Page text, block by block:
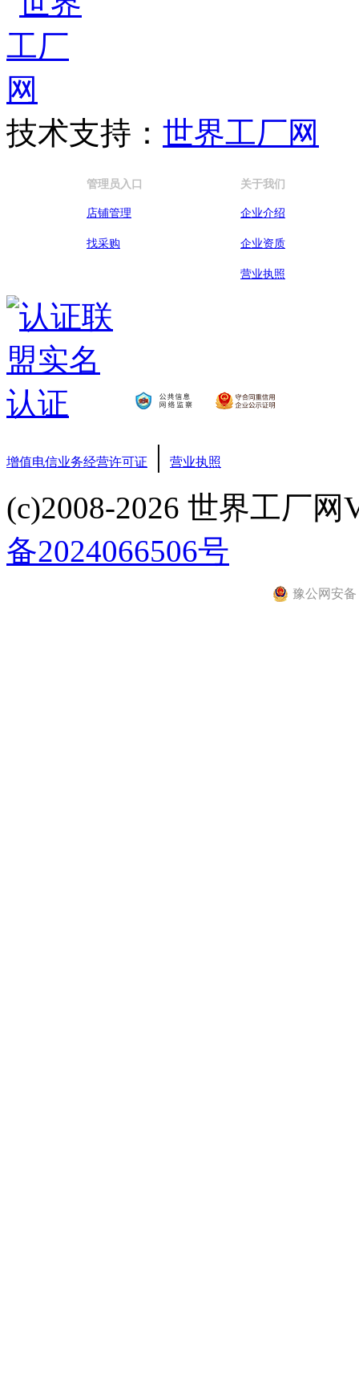
技术支持： 世界工厂网
管理员入口
店铺管理
找采购
关于我们
企业介绍
企业资质
营业执照
增值电信业务经营许可证 | 营业执照
(c)2008-2026 世界工厂网
备2024066506号
豫公网安备